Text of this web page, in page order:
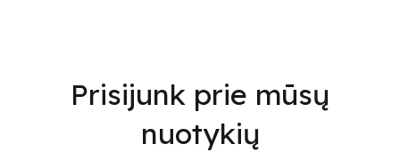
Prisijunk prie mūsų
nuotykių